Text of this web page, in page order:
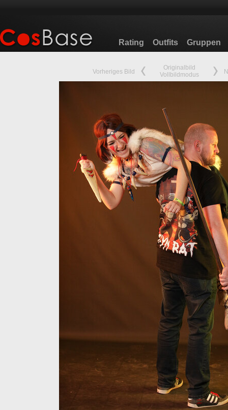
Rating Outfits Gruppen
Vorheriges Bild
Originalbild
Vollbildmodus